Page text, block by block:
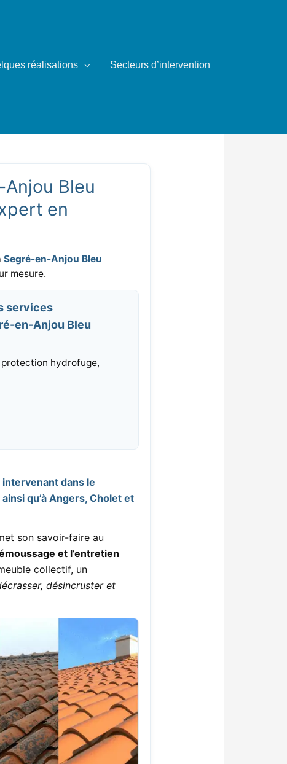
réalisations Secteurs d’intervention
Bleu
Bleu
en
Segré-en-Anjou Bleu
mesure.
services
en-Anjou Bleu
hydrofuge,
dans le
qu’à Angers, Cholet et
son savoir-faire au
et l’entretien
collectif, un
désincruster et